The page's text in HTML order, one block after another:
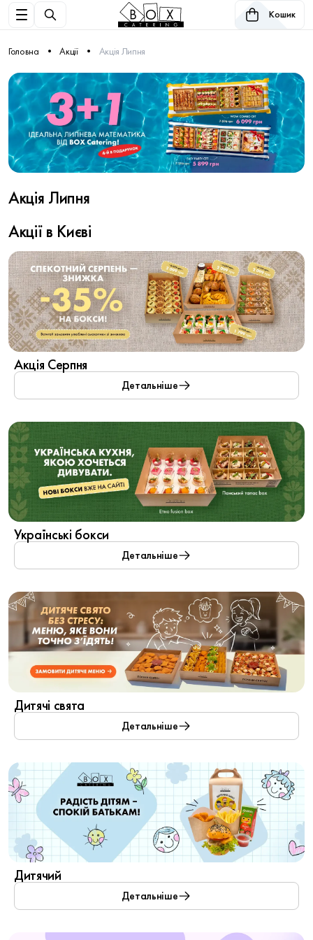
Кошик
Головна Акції Акція Липня
Акція Липня
Акції в Києві
Акція Серпня
Детальніше
Українські бокси
Детальніше
Дитячі свята
Детальніше
Дитячий
Детальніше